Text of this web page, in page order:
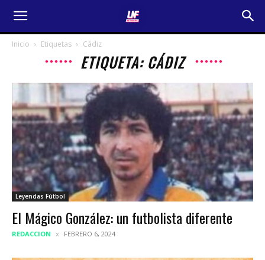
Inicio Etiquetas Cádiz
ETIQUETA: CÁDIZ
Leyendas Fútbol
El Mágico González: un futbolista diferente
REDACCION FEBRERO 6, 2024